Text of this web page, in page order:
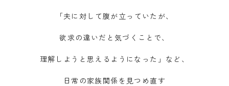
「夫に対して腹が立っていたが、
欲求の違いだと気づくことで、
理解しようと思えるようになった」など、
日常の家族関係を見つめ直す